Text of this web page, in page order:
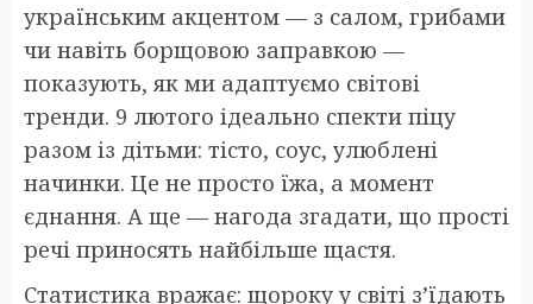
українським акцентом — з салом, грибами
чи навіть борщовою заправкою —
показують, як ми адаптуємо світові
тренди. 9 лютого ідеально спекти піцу
разом із дітьми: тісто, соус, улюблені
начинки. Це не просто їжа, а момент
єднання. А ще — нагода згадати, що прості
речі приносять найбільше щастя.
Статистика вражає: щороку у світі з’їдають